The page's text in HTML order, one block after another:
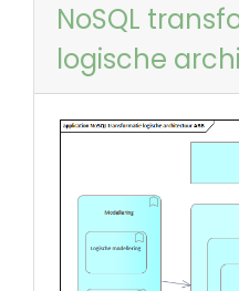
NoSQL
logische